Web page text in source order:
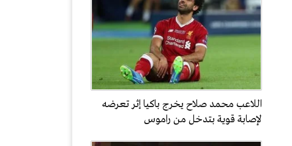
اللاعب محمد صلاح يخرج باكيا إثر تعرضه
لإصابة قوية بتدخل من راموس